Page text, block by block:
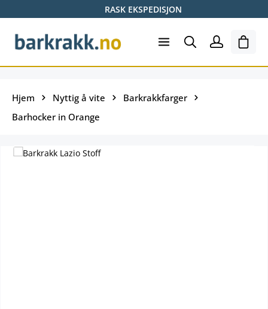
RASK EKSPEDISJON
Hjem Nyttig å vite
Barkrakkfarger
Barhocker in Orange